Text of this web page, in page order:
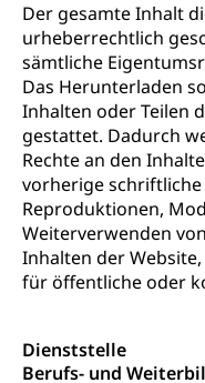
Der gesamte Inhalt
urheberrechtlich
sämtliche
Das Herunterladen
Inhalten oder Teilen
gestattet. Dadurch
Rechte an den
vorherige
Reproduktionen,
Weiterverwenden
Inhalten der
für öffentliche oder
Dienststelle
Berufs- und